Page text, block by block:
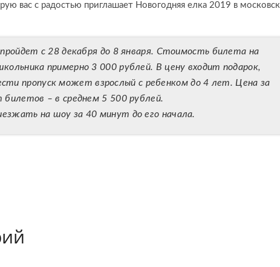
вас с радостью приглашает Новогодняя елка 2019 в
с 28 декабря до 8 января. Стоимость билета на
примерно 3 000 рублей. В цену входит подарок,
пропуск может взрослый с ребенком до 4 лет. Цена за
билетов – в среднем 5 500 рублей.
на шоу за 40 минут до его начала.